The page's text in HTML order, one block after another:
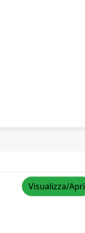
Visualizza/Apri